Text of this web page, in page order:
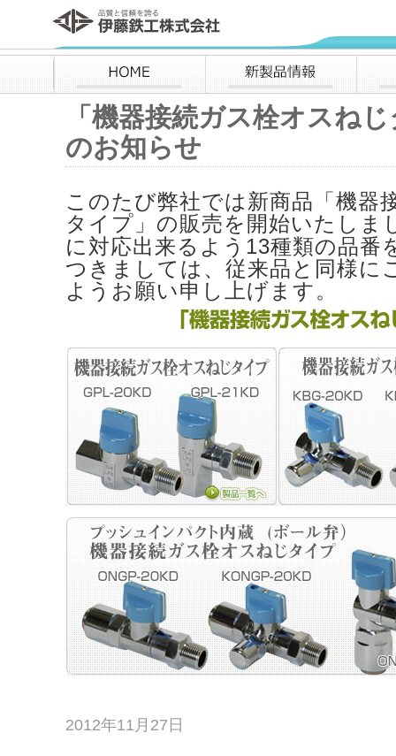
伊藤鉄工株式会社
HOME 新製品情報
「機器接続ガス栓オスね
のお知らせ
このたび弊社では新商品「機器
タイプ」の販売を開始いたしま
に対応出来るよう13種類の品番
つきましては、従来品と同様に
ようお願い申し上げます。
2012年11月27日